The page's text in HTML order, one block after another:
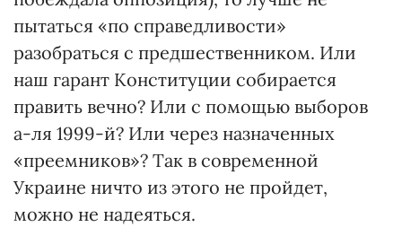
пытаться «по справедливости»
разобраться с предшественником. Или
наш гарант Конституции собирается
править вечно? Или с помощью выборов
а-ля 1999-й? Или через назначенных
«преемников»? Так в современной
Украине ничто из этого не пройдет,
можно не надеяться.